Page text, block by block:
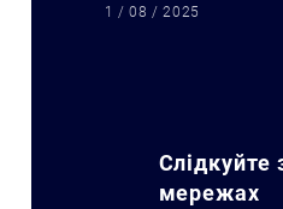
1 / 08 / 2025
Слідкуйте
мережах